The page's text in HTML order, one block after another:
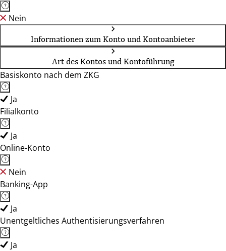
Nein
Informationen zum Konto und Kontoanbieter
Art des Kontos und Kontoführung
Basiskonto nach dem ZKG
Ja
Filialkonto
Ja
Online-Konto
Nein
Banking-App
Ja
Unentgeltliches Authentisierungsverfahren
Ja